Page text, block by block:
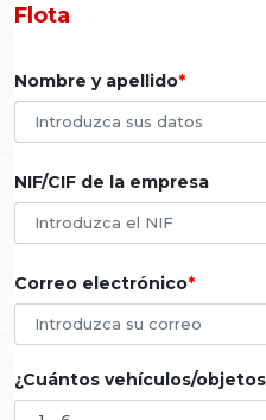
Flota
Nombre y apellido
NIF/CIF de la empresa
Correo electrónico
¿Cuántos vehículos/